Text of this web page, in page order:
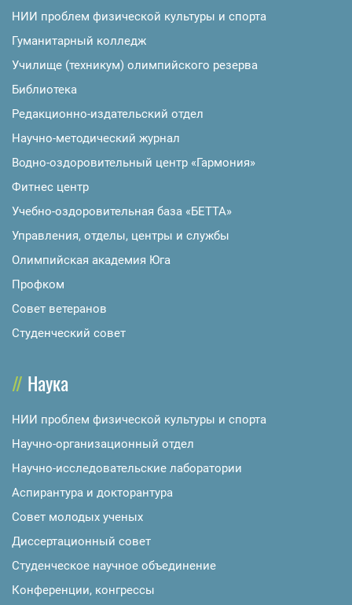
НИИ проблем физической культуры и спорта
Гуманитарный колледж
Училище (техникум) олимпийского резерва
Библиотека
Редакционно-издательский отдел
Научно-методический журнал
Водно-оздоровительный центр «Гармония»
Фитнес центр
Учебно-оздоровительная база «БЕТТА»
Управления, отделы, центры и службы
Олимпийская академия Юга
Профком
Совет ветеранов
Студенческий совет
Наука
НИИ проблем физической культуры и спорта
Научно-организационный отдел
Научно-исследовательские лаборатории
Аспирантура и докторантура
Совет молодых ученых
Диссертационный совет
Студенческое научное объединение
Конференции, конгрессы